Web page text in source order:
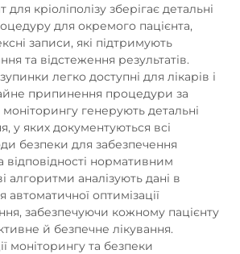
кріоліполізу зберігає детальні
для окремого пацієнта,
записи, які підтримують
та відстеження результатів.
легко доступні для лікарів і
припинення процедури за
генерують детальні
у яких документуються всі
безпеки для забезпечення
відповідності нормативним
алгоритми аналізують дані в
автоматичної оптимізації
забезпечуючи кожному пацієнту
й безпечне лікування.
моніторингу та безпеки